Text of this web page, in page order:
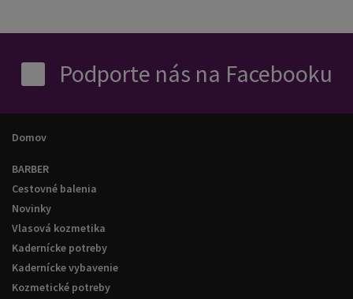
Podporte nás na Facebooku
Domov
BARBER
Cestovné balenia
Novinky
Vlasová kozmetika
Kadernícke potreby
Kadernícke vybavenie
Kozmetické potreby